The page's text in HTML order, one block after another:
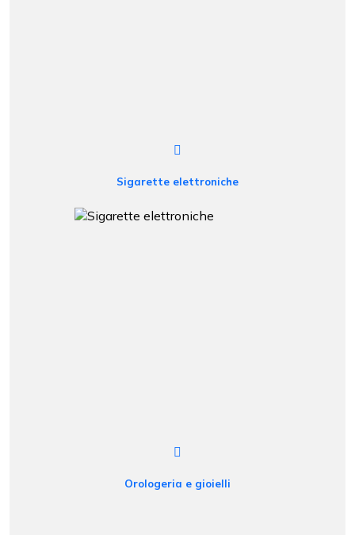
Sigarette elettroniche
Orologeria e gioielli